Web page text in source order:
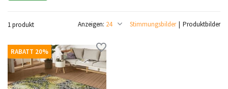
1 produkt Stimmungsbilder Produktbilder
Anzeigen:
RABATT 20%